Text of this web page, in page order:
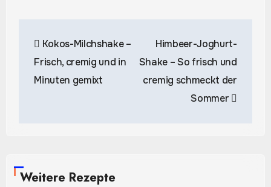
Kokos-Milchshake –
Frisch, cremig und in
Minuten gemixt
Himbeer-Joghurt-
Shake – So frisch und
cremig schmeckt der
Sommer
Weitere Rezepte